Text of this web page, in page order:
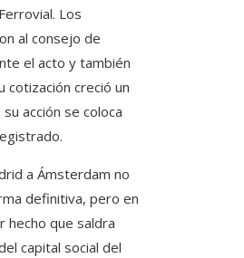
Los
al consejo de
el acto y también
cotización creció un
acción se coloca
a Ámsterdam no
definitiva, pero en
hecho que saldra
capital social del